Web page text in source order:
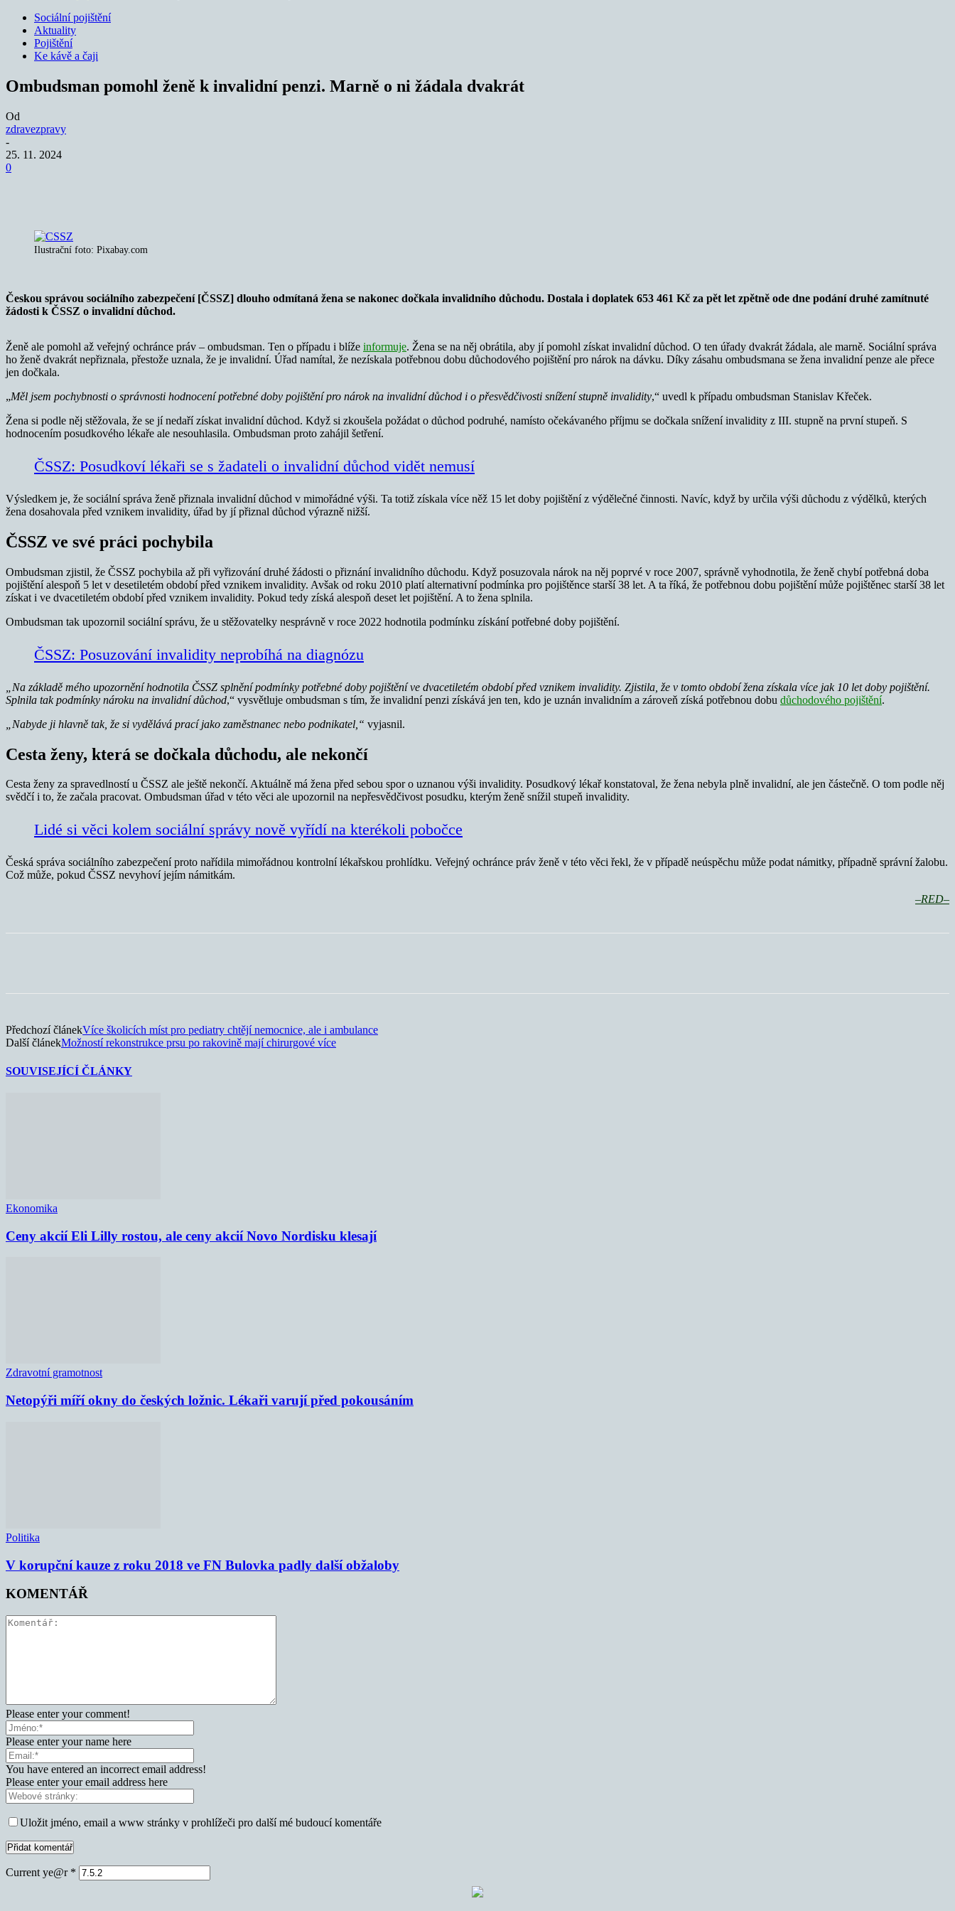
Sociální pojištění
Aktuality
Pojištění
Ke kávě a čaji
Ombudsman pomohl ženě k invalidní penzi. Marně o ni žádala dvakrát
Od
zdravezpravy
-
25. 11. 2024
0
Ilustrační foto: Pixabay.com
Českou správou sociálního zabezpečení [ČSSZ] dlouho odmítaná žena se nakonec dočkala invalidního důchodu. Dostala i doplatek 653 461 Kč za pět let zpětně ode dne podání druhé zamítnuté
žádosti k ČSSZ o invalidní důchod.
Ženě ale pomohl až veřejný ochránce práv – ombudsman. Ten o případu i blíže informuje. Žena se na něj obrátila, aby jí pomohl získat invalidní důchod. O ten úřady dvakrát žádala, ale marně. Sociální správa
ho ženě dvakrát nepřiznala, přestože uznala, že je invalidní. Úřad namítal, že nezískala potřebnou dobu důchodového pojištění pro nárok na dávku. Díky zásahu ombudsmana se žena invalidní penze ale přece
jen dočkala.
„Měl jsem pochybnosti o správnosti hodnocení potřebné doby pojištění pro nárok na invalidní důchod i o přesvědčivosti snížení stupně invalidity,“ uvedl k případu ombudsman Stanislav Křeček.
Žena si podle něj stěžovala, že se jí nedaří získat invalidní důchod. Když si zkoušela požádat o důchod podruhé, namísto očekávaného příjmu se dočkala snížení invalidity z III. stupně na první stupeň. S
hodnocením posudkového lékaře ale nesouhlasila. Ombudsman proto zahájil šetření.
ČSSZ: Posudkoví lékaři se s žadateli o invalidní důchod vidět nemusí
Výsledkem je, že sociální správa ženě přiznala invalidní důchod v mimořádné výši. Ta totiž získala více něž 15 let doby pojištění z výdělečné činnosti. Navíc, když by určila výši důchodu z výdělků, kterých
žena dosahovala před vznikem invalidity, úřad by jí přiznal důchod výrazně nižší.
ČSSZ ve své práci pochybila
Ombudsman zjistil, že ČSSZ pochybila až při vyřizování druhé žádosti o přiznání invalidního důchodu. Když posuzovala nárok na něj poprvé v roce 2007, správně vyhodnotila, že ženě chybí potřebná doba
pojištění alespoň 5 let v desetiletém období před vznikem invalidity. Avšak od roku 2010 platí alternativní podmínka pro pojištěnce starší 38 let. A ta říká, že potřebnou dobu pojištění může pojištěnec starší 38 let
získat i ve dvacetiletém období před vznikem invalidity. Pokud tedy získá alespoň deset let pojištění. A to žena splnila.
Ombudsman tak upozornil sociální správu že u stěžovatelky nesprávně v roce 2022 hodnotila podmínku získání potřebné doby pojištění.
ČSSZ: Posuzování invalidity neprobíhá na diagnózu
„Na základě mého upozornění hodnotila ČSSZ splnění podmínky potřebné doby pojištění ve dvacetiletém období před vznikem invalidity. Zjistila, že v tomto období žena získala více jak 10 let doby pojištění.
Splnila tak podmínky nároku na invalidní důchod,“ vysvětluje ombudsman s tím, že invalidní penzi získává jen ten, kdo je uznán invalidním a zároveň získá potřebnou dobu důchodového pojištění.
„Nabyde ji hlavně tak, že si vydělává prací jako zaměstnanec nebo podnikatel,“ vyjasnil.
Cesta ženy, která se dočkala důchodu, ale nekončí
Cesta ženy za spravedlností u ČSSZ ale ještě nekončí. Aktuálně má žena před sebou spor o uznanou výši invalidity. Posudkový lékař konstatoval, že žena nebyla plně invalidní, ale jen částečně. O tom podle něj
svědčí i to, že začala pracovat. Ombudsman úřad v této věci ale upozornil na nepřesvědčivost posudku, kterým ženě snížil stupeň invalidity.
Lidé si věci kolem sociální správy nově vyřídí na kterékoli pobočce
Česká správa sociálního zabezpečení proto nařídila mimořádnou kontrolní lékařskou prohlídku. Veřejný ochránce práv ženě v této věci řekl, že v případě neúspěchu může podat námitky, případně správní žalobu.
Což může, pokud ČSSZ nevyhoví jejím námitkám.
–RED–
Předchozí článekVíce školicích míst pro pediatry chtějí nemocnice, ale i ambulance
Další článekMožností rekonstrukce prsu po rakovině mají chirurgové více
SOUVISEJÍCÍ ČLÁNKY
Ekonomika
Ceny akcií Eli Lilly rostou, ale ceny akcií Novo Nordisku klesají
Zdravotní gramotnost
Netopýři míří okny do českých ložnic. Lékaři varují před pokousáním
Politika
V korupční kauze z roku 2018 ve FN Bulovka padly další obžaloby
KOMENTÁŘ
Please enter your comment!
Please enter your name here
You have entered an incorrect email address!
Please enter your email address here
Uložit jméno, email a www stránky v prohlížeči pro další mé budoucí komentáře
Current ye@r *